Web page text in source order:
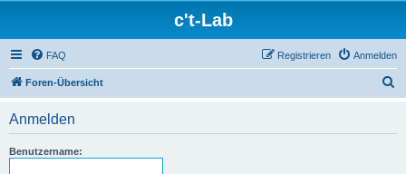
c't-Lab
FAQ Anmelden
Registrieren
Foren-Übersicht
Anmelden
Benutzername: